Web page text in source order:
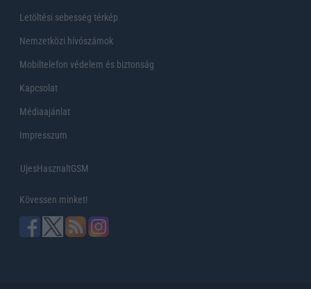
Letöltési sebesség térkép
Nemzetközi hívószámok
Mobiltelefon védelem és biztonság
Kapcsolat
Médiaajánlat
Impresszum
UjesHasznaltGSM
Kövessen minket!